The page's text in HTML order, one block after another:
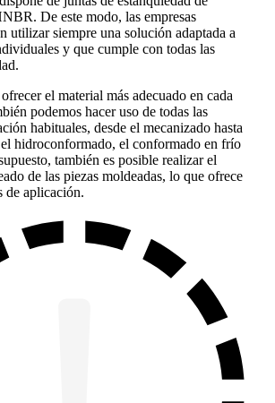
De este modo, las empresas
utilizar siempre una solución adaptada a
y que cumple con todas las
el material más adecuado en cada
podemos hacer uso de todas las
habituales, desde el mecanizado hasta
hidroconformado, el conformado en frío
también es posible realizar el
de las piezas moldeadas, lo que ofrece
de aplicación.